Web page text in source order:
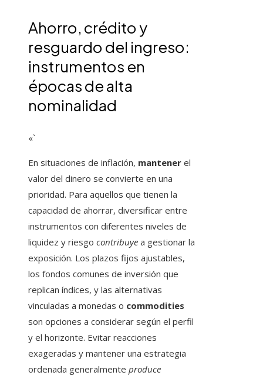
Ahorro, crédito y
resguardo del ingreso:
instrumentos en
épocas de alta
nominalidad
«`
En situaciones de inflación, mantener el
valor del dinero se convierte en una
prioridad. Para aquellos que tienen la
capacidad de ahorrar, diversificar entre
instrumentos con diferentes niveles de
liquidez y riesgo contribuye a gestionar la
exposición. Los plazos fijos ajustables,
los fondos comunes de inversión que
replican índices, y las alternativas
vinculadas a monedas o commodities
son opciones a considerar según el perfil
y el horizonte. Evitar reacciones
exageradas y mantener una estrategia
ordenada generalmente produce